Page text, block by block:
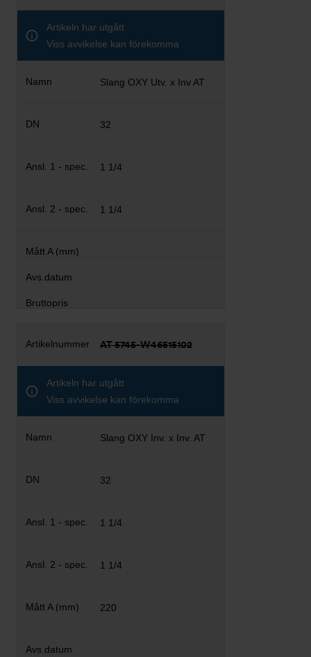
Artikeln har utgått
Viss avvikelse kan förekomma
Slang OXY Utv. x Inv AT
32
1 1/4
1 1/4
AT 5745-W46515102
Artikeln har utgått
Viss avvikelse kan förekomma
Slang OXY Inv. x Inv. AT
32
1 1/4
1 1/4
220